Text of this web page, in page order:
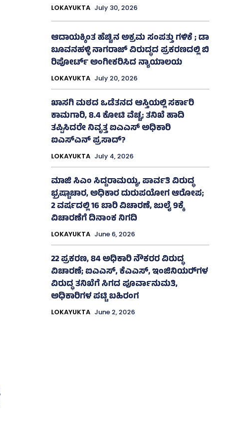
LOKAYUKTA July 30, 2026
ಆದಾಯಕ್ಕಿಂತ ಹೆಚ್ಚಿನ ಅಕ್ರಮ ಸಂಪತ್ತು ಗಳಿಕೆ ; ಡಾ
ಬೂವನಹಳ್ಳಿ ನಾಗರಾಜ್ ವಿರುದ್ಧದ ಪ್ರಕರಣದಲ್ಲಿ ಬಿ
ರಿಪೋರ್ಟ್‌ ಅಂಗೀಕರಿಸಿದ ನ್ಯಾಯಾಲಯ
LOKAYUKTA July 20, 2026
ಖಾಸಗಿ ಮಠದ ಒಡೆತನದ ಆಸ್ತಿಯಲ್ಲಿ ಸರ್ಕಾರಿ
ಕಾಮಗಾರಿ, 8.4 ಕೋಟಿ ವೆಚ್ಚ; ತನಿಖೆ ಹಾದಿ
ತಪ್ಪಿಸಿದರೇ ನಿವೃತ್ತ ಐಎಎಸ್ ಅಧಿಕಾರಿ
ಐಎಸ್‌ಎನ್ ಪ್ರಸಾದ್‌?
LOKAYUKTA July 4, 2026
ಮಾಜಿ ಸಿಎಂ ಸಿದ್ದರಾಮಯ್ಯ, ಪಾರ್ವತಿ ವಿರುದ್ಧ
ಭ್ರಷ್ಟಾಚಾರ, ಅಧಿಕಾರ ದುರುಪಯೋಗ ಆರೋಪ;
2 ವರ್ಷದಲ್ಲಿ 16 ಬಾರಿ ವಿಚಾರಣೆ, ಜುಲೈ 9ಕ್ಕೆ
ವಿಚಾರಣೆಗೆ ದಿನಾಂಕ ನಿಗದಿ
LOKAYUKTA June 6, 2026
22 ಪ್ರಕರಣ, 84 ಅಧಿಕಾರಿ ನೌಕರರ ವಿರುದ್ಧ
ವಿಚಾರಣೆ; ಐಎಎಸ್‌, ಕೆಎಎಸ್, ಇಂಜಿನಿಯರ್‍‌ಗಳ
ವಿರುದ್ಧ ತನಿಖೆಗೆ ಸಿಗದ ಪೂರ್ವಾನುಮತಿ,
ಅಧಿಕಾರಿಗಳ ಪಟ್ಟಿ ಬಹಿರಂಗ
LOKAYUKTA June 2, 2026